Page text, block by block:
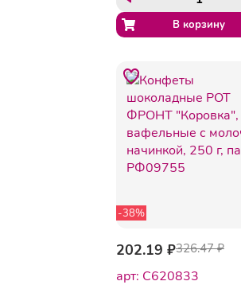
-38%
202.19 ₽326.47 ₽
арт: C620833